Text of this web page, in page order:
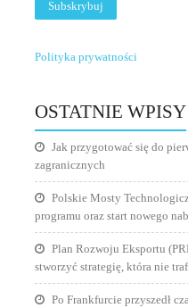
Polityka prywatności
OSTATNIE WPISY
Jak przygotować się do
zagranicznych
Polskie Mosty
programu oraz start nowego
Plan Rozwoju Eksportu
stworzyć strategię, która nie
Po Frankfurcie przyszedł